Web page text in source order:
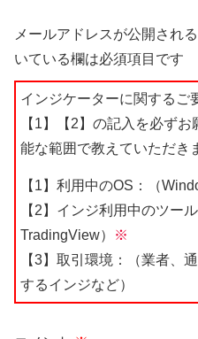
メールアドレスが公開され
いている欄は必須項目です
インジケーターに関するご
【1】【2】の記入を必ず
能な範囲で教えていただき
【1】利用中のOS：（
【2】インジ利用中のツー
TradingView）
※
【3】取引環境：（業者、
するインジなど）